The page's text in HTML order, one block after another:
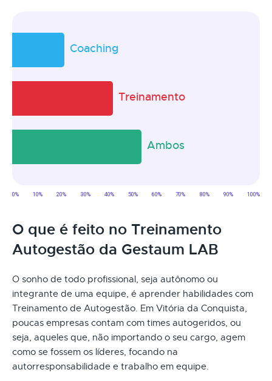
O que é feito no Treinamento
Autogestão da Gestaum LAB
O sonho de todo profissional, seja autônomo ou
integrante de uma equipe, é aprender habilidades com
Treinamento de Autogestão. Em Vitória da Conquista,
poucas empresas contam com times autogeridos, ou
seja, aqueles que, não importando o seu cargo, agem
como se fossem os líderes, focando na
autorresponsabilidade e trabalho em equipe.